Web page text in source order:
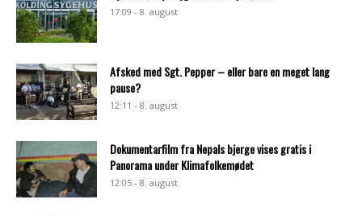
17:09 - 8. august
Afsked med Sgt. Pepper – eller bare en meget lang
pause?
12:11 - 8. august
Dokumentarfilm fra Nepals bjerge vises gratis i
Panorama under Klimafolkemødet
12:05 - 8. august